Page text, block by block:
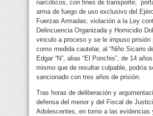
narcóticos, con fines de transporte;
arma de fuego de uso exclusivo del
Fuerzas Armadas; violación a la Ley
Delincuencia Organizada y Homicidio
vinculo a proceso y se le impuso prisión
como medida cautelar, al “Niño Sicario
Edgar “N”, alias “El Ponchis”, de 14
mismo que de resultar culpable, podría
sancionado con tres años de prisión.
Tras horas de deliberación y
defensa del menor y del Fiscal de
Adolescentes, en torno a las evidencias